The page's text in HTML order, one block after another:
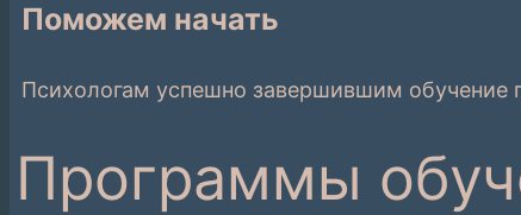
Поможем начать
Психологам успешно завершившим обучение
Программы